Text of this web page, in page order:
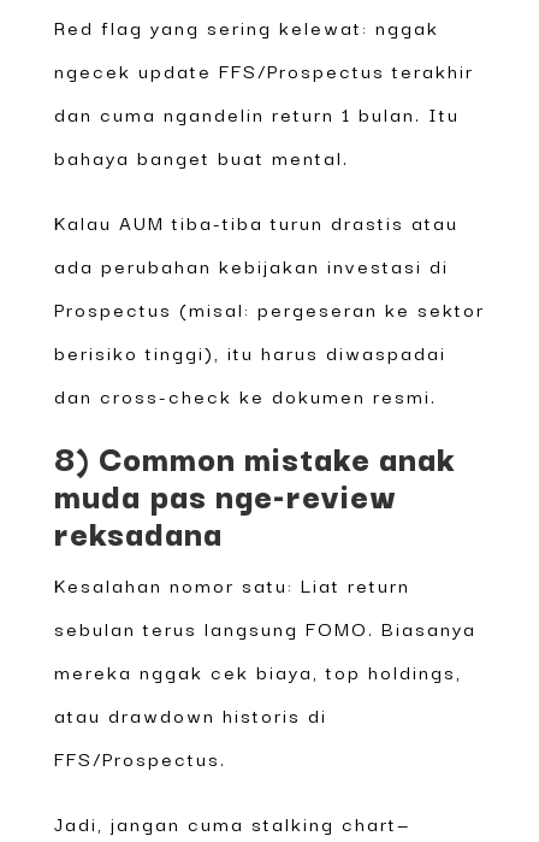
Red flag yang sering kelewat: nggak
ngecek update FFS/Prospectus terakhir
dan cuma ngandelin return 1 bulan. Itu
bahaya banget buat mental.
Kalau AUM tiba-tiba turun drastis atau
ada perubahan kebijakan investasi di
Prospectus (misal: pergeseran ke sektor
berisiko tinggi), itu harus diwaspadai
dan cross-check ke dokumen resmi.
8) Common mistake anak
muda pas nge-review
reksadana
Kesalahan nomor satu: Liat return
sebulan terus langsung FOMO. Biasanya
mereka nggak cek biaya, top holdings,
atau drawdown historis di
FFS/Prospectus.
Jadi, jangan cuma stalking chart—